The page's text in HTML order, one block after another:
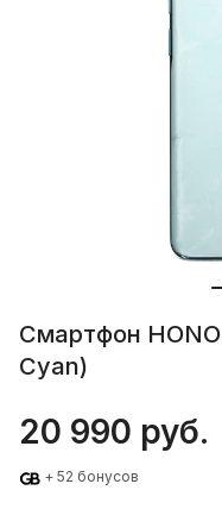
Смартфон
Cyan)
20 990 руб.
+ 52 бонусов